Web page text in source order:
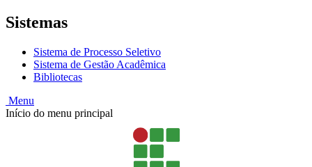
Sistemas
Sistema de Processo Seletivo
Sistema de Gestão Acadêmica
Bibliotecas
Menu
Início do menu principal